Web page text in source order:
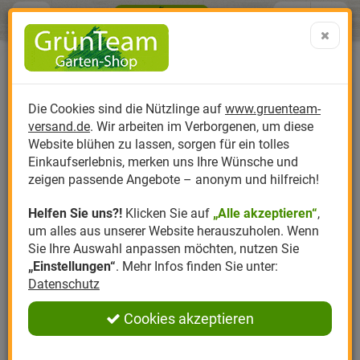
Produktkatalog
Anzucht
Dünger
Erde
Kompost
Pflanzenstärkung
Nützlinge Nützlinge gegen
Nützlingsarten
Nützlingsförderung
Nützlingszubehör
Hersteller
Biplantol
Felco
Gloria
Greenfield
Romberg
Themenwelt
Gemüsegarten
Rasen
Rosen
Ziergarten
Kräutergarten
Ratgeber
Aktuelle Themen
Schädlinge aktuell
Angebote
Sparsets / Set-
Angebote
0 ARTIKEL IM WARENKORB
Ergebnisse () Fertig
Menü Search
Die Cookies sind die Nützlinge auf www.gruenteam-
versand.de. Wir arbeiten im Verborgenen, um diese
Website blühen zu lassen, sorgen für ein tolles
Einkaufserlebnis, merken uns Ihre Wünsche und
zeigen passende Angebote – anonym und hilfreich!
Helfen Sie uns?! Klicken Sie auf „Alle akzeptieren“,
um alles aus unserer Website herauszuholen. Wenn
Sie Ihre Auswahl anpassen möchten, nutzen Sie
„Einstellungen“. Mehr Infos finden Sie unter:
Datenschutz
Cookies akzeptieren